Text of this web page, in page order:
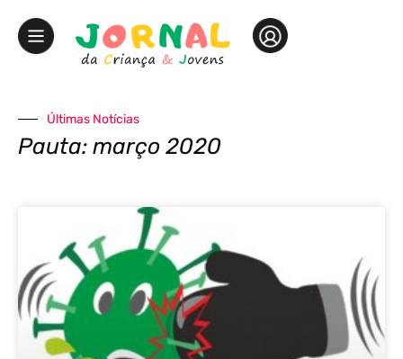
Últimas Notícias
Pauta: março 2020